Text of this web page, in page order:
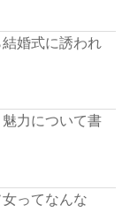
婚式に誘われ
力について書
ってなんな